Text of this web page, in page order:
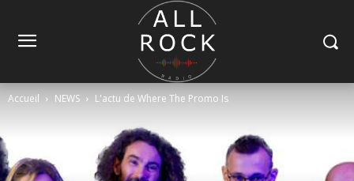
Accueil NEWS L'actu de Where The Promo Is